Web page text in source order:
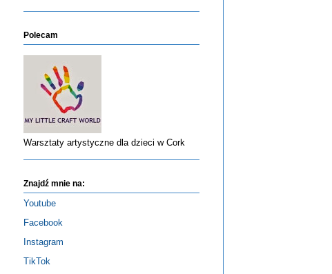
Polecam
Warsztaty artystyczne dla dzieci w Cork
Znajdź mnie na:
Youtube
Facebook
Instagram
TikTok